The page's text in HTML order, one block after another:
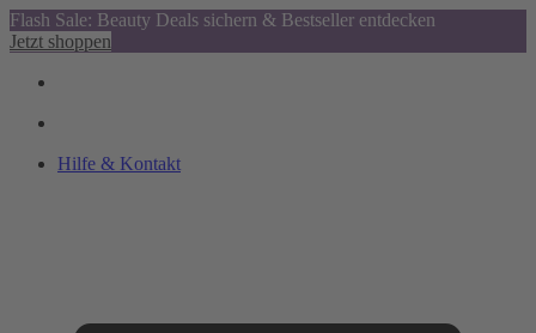
Flash Sale: Beauty Deals sichern & Bestseller entdecken
Jetzt shoppen
Hilfe & Kontakt